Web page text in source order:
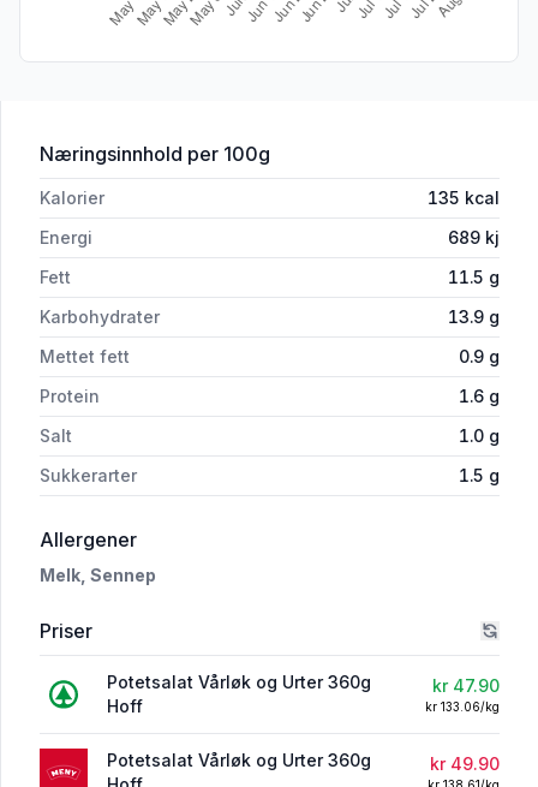
Næringsinnhold for 'Potetsalat Vårløk og Urter 360g
per 100g
Kalorier 135 kcal
Energi
689 kj
Fett
11.5 g
Karbohydrater
13.9 g
Mettet fett
0.9 g
Protein
1.6 g
Salt
1.0 g
Sukkerarter
1.5 g
Allergeneri 'Potetsalat Vårløk og Urter 360g Hoff'
Melk, Sennep
Priser
Potetsalat Vårløk og Urter 360g
Hoff
kr 47.90
kr 133.06/kg
Potetsalat Vårløk og Urter 360g
kr 49.90
kr 138.61/kg